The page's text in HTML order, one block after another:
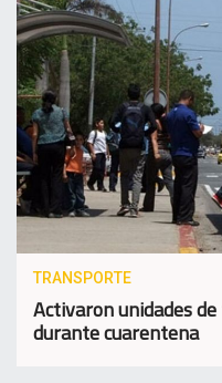
TRANSPORTE
Activaron unidades
durante cuarentena